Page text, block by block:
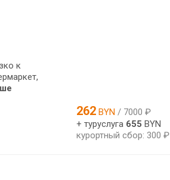
к
262 BYN / 7000 ₽
+ туруслуга 655 BYN
курортный сбор: 300 ₽